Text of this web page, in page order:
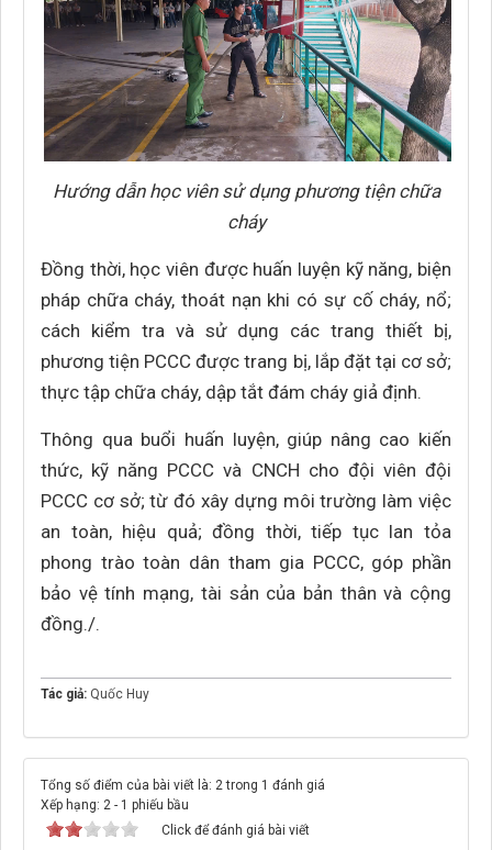
Hướng dẫn học viên sử dụng phương tiện chữa
cháy
Đồng thời, học viên được huấn luyện kỹ năng, biện
pháp chữa cháy, thoát nạn khi có sự cố cháy, nổ;
cách kiểm tra và sử dụng các trang thiết bị,
phương tiện PCCC được trang bị, lắp đặt tại cơ sở;
thực tập chữa cháy, dập tắt đám cháy giả định.
Thông qua buổi huấn luyện, giúp nâng cao kiến
thức, kỹ năng PCCC và CNCH cho đội viên đội
PCCC cơ sở; từ đó xây dựng môi trường làm việc
an toàn, hiệu quả; đồng thời, tiếp tục lan tỏa
phong trào toàn dân tham gia PCCC, góp phần
bảo vệ tính mạng, tài sản của bản thân và cộng
đồng./.
Tác giả: Quốc Huy
Tổng số điểm của bài viết là: 2 trong 1 đánh giá
Xếp hạng: 2 - 1 phiếu bầu
Click để đánh giá bài viết